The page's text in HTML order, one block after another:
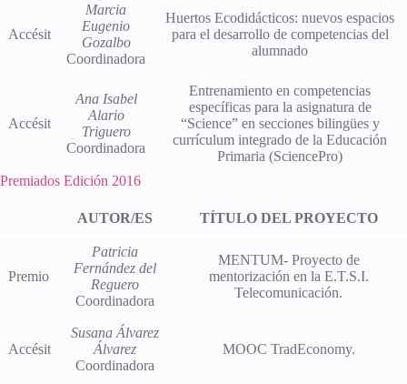
Accésit
Marcia
Eugenio
Gozalbo
Coordinadora
Huertos Ecodidácticos: nuevos espacios
para el desarrollo de competencias del
alumnado
Accésit
Ana Isabel
Alario
Triguero
Coordinadora
Entrenamiento en competencias
específicas para la asignatura de
“Science” en secciones bilingües y
currículum integrado de la Educación
Primaria (SciencePro)
Premiados Edición 2016
AUTOR/ES TÍTULO DEL PROYECTO
Premio
Patricia
Fernández del
Reguero
Coordinadora
MENTUM- Proyecto de
mentorización en la E.T.S.I.
Telecomunicación.
Accésit
Susana Álvarez
Álvarez
Coordinadora
MOOC TradEconomy.